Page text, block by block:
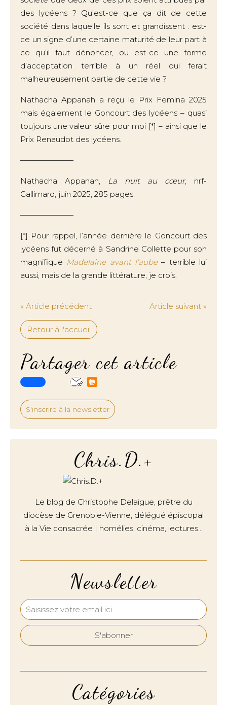
des lycéens ? Qu’est-ce que ça dit de cette
société dans laquelle ils sont et grandissent : est-
ce un signe d’une certaine maturité de leur part à
ce qu’il faut dénoncer, ou est-ce une forme
d’acceptation terrible à un réel qui ferait
malheureusement partie de cette vie ?
Nathacha Appanah a reçu le Prix Femina 2025
mais également le Goncourt des lycéens – quasi
toujours une valeur sûre pour moi [*] – ainsi que le
Prix Renaudot des lycéens.
———————
Nathacha Appanah, La nuit au cœur, nrf-
Gallimard, juin 2025, 285 pages.
———————
[*] Pour rappel, l’année dernière le Goncourt des
lycéens fut décerné à Sandrine Collette pour son
magnifique Madelaine avant l’aube – terrible lui
aussi, mais de la grande littérature, je crois.
« Article précédent Article suivant »
Retour à l'accueil
Partager cet article
S'inscrire à la newsletter
Newsletter
Catégories
Chris.D.+
Le blog de Christophe Delaigue, prêtre du
diocèse de Grenoble-Vienne, délégué épiscopal
à la Vie consacrée | homélies, cinéma, lectures…